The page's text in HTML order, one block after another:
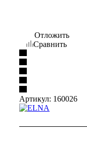
Отложить
Сравнить
Артикул: 160026